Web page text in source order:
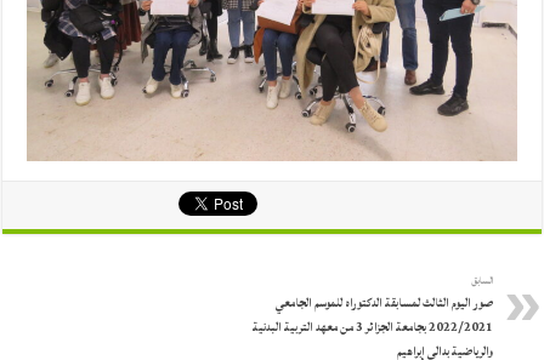
السابق
صور اليوم الثالث لمسابقة الدكتوراه للموسم الجامعي
2022/2021 بجامعة الجزائر 3 من معهد التربية البدنية
والرياضية بدالي إبراهيم